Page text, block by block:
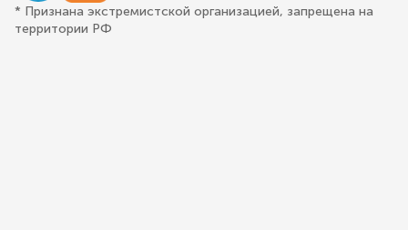
* Признана экстремистской организацией, запрещена на
территории РФ